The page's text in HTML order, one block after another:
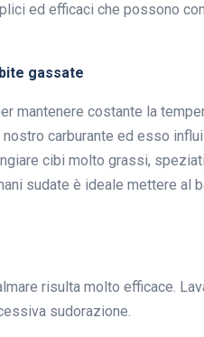
ed efficaci che possono
gassate
mantenere costante la
carburante ed esso
cibi molto grassi,
sudate è ideale mettere al
risulta molto efficace.
sudorazione.